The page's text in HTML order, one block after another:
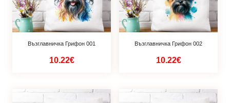
Възглавничка Грифон 001
10.22€
Възглавничка Грифон 002
10.22€